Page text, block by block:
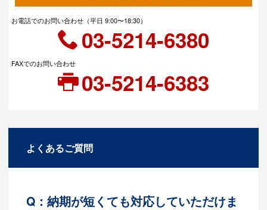
お電話でのお問い合わせ（平日 9:00〜18:30）
03-5214-6380
FAXでのお問い合わせ
03-5214-6383
よくあるご質問
Q：納期が短くても対応していただけま